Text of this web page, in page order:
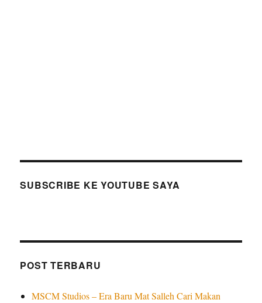
SUBSCRIBE KE YOUTUBE SAYA
POST TERBARU
MSCM Studios – Era Baru Mat Salleh Cari Makan